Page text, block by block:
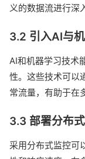
义的数据流进行深
3.2 引入AI与
AI和机器学习技术
性。这些技术可以
常流量，有助于在
3.3 部署分布
采用分布式监控可